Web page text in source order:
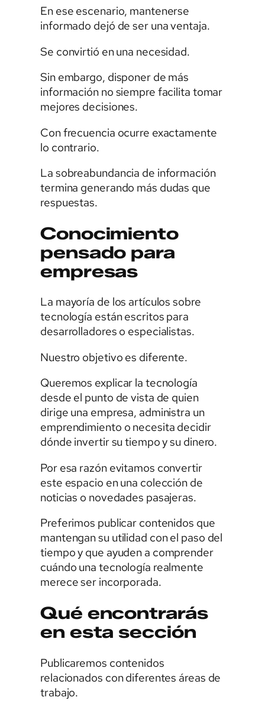
En ese escenario, mantenerse
informado dejó de ser una ventaja.
Se convirtió en una necesidad.
Sin embargo, disponer de más
información no siempre facilita tomar
mejores decisiones.
Con frecuencia ocurre exactamente
lo contrario.
La sobreabundancia de información
termina generando más dudas que
respuestas.
Conocimiento
pensado para
empresas
La mayoría de los artículos sobre
tecnología están escritos para
desarrolladores o especialistas.
Nuestro objetivo es diferente.
Queremos explicar la tecnología
desde el punto de vista de quien
dirige una empresa, administra un
emprendimiento o necesita decidir
dónde invertir su tiempo y su dinero.
Por esa razón evitamos convertir
este espacio en una colección de
noticias o novedades pasajeras.
Preferimos publicar contenidos que
mantengan su utilidad con el paso del
tiempo y que ayuden a comprender
cuándo una tecnología realmente
merece ser incorporada.
Qué encontrarás
en esta sección
Publicaremos contenidos
relacionados con diferentes áreas de
trabajo.